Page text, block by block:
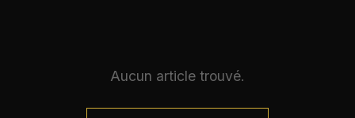
Aucun article trouvé.